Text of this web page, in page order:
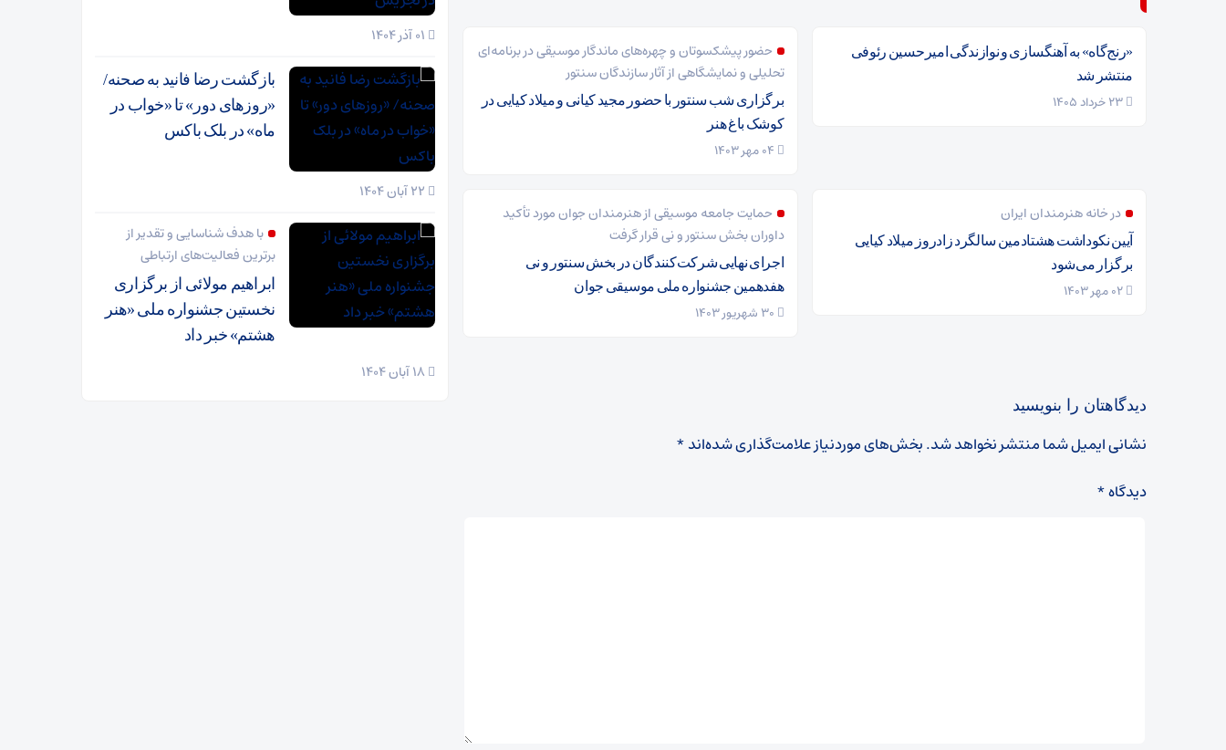
«رنج‌گاه» به آهنگسازی و نوازندگی امیرحسین رئوفی
منتشر شد
حضور پیشکسوتان و چهره‌های ماندگار موسیقی در برنامه‌ای
تحلیلی و نمایشگاهی از آثار سازندگان سنتور
برگزاری شب سنتور با حضور مجید کیانی و میلاد کیایی در
کوشک باغ هنر
در خانه هنرمندان ایران
آیین نکوداشت هشتادمین سالگرد زادروز میلاد کیایی
برگزار می‌شود
حمایت جامعه موسیقی از هنرمندان جوان مورد تأکید
داوران بخش سنتور و نی قرار گرفت
اجرای نهایی شرکت‌کنندگان در بخش سنتور و نی
هفدهمین جشنواره ملی موسیقی جوان
دیدگاهتان را بنویسید
نشانی ایمیل شما منتشر نخواهد شد.بخش‌های موردنیاز علامت‌گذاری شده‌اند*
دیدگاه*
بازگشت رضا فانید به صحنه/
«روزهای دور» تا «خواب در
ماه» در بلک باکس
با هدف شناسایی و تقدیر از
برترین فعالیت‌های ارتباطی
ابراهیم مولائی از برگزاری
نخستین جشنواره ملی «هنر
هشتم» خبر داد